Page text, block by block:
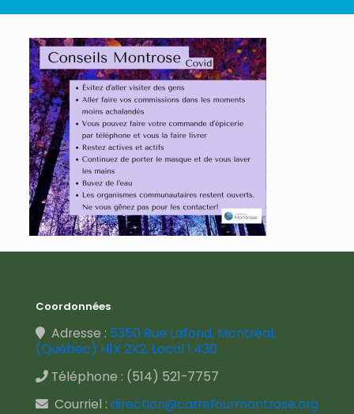
Coordonnées
Adresse : 5350 Rue Lafond, Montréal,
(Québec) H1X 2X2, Local 1.430
Téléphone : (514) 521-7757
Courriel : direction@carrefourmontrose.org